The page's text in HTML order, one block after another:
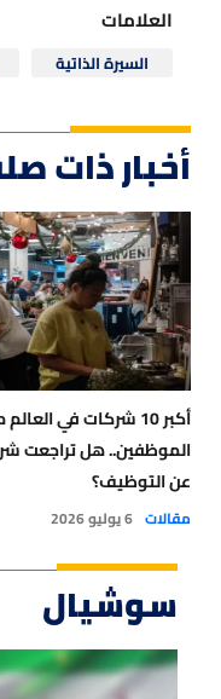
العلامات
السيرة الذاتية
أخبار ذات
أكبر 10 شركات في
الموظفين.. هل تراجعت
عن التوظيف؟
مقالات 6 يوليو 2026
سوشيال